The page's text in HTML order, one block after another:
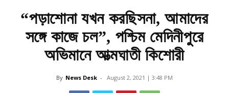
“পড়াশোনা যখন করছিসনা, আমাদের
সঙ্গে কাজে চল”, পশ্চিম মেদিনীপুরে
অভিমানে আত্মঘাতী কিশোরী
By News Desk - August 2, 2021 | 3:48 PM